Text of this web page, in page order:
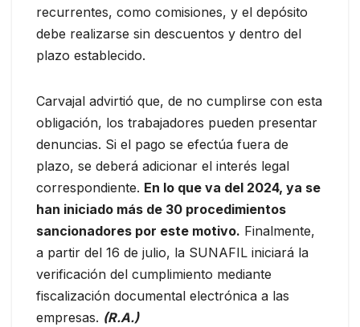
recurrentes, como comisiones, y el depósito
debe realizarse sin descuentos y dentro del
plazo establecido.
Carvajal advirtió que, de no cumplirse con esta
obligación, los trabajadores pueden presentar
denuncias. Si el pago se efectúa fuera de
plazo, se deberá adicionar el interés legal
correspondiente. En lo que va del 2024, ya se
han iniciado más de 30 procedimientos
sancionadores por este motivo. Finalmente,
a partir del 16 de julio, la SUNAFIL iniciará la
verificación del cumplimiento mediante
fiscalización documental electrónica a las
empresas. (R.A.)